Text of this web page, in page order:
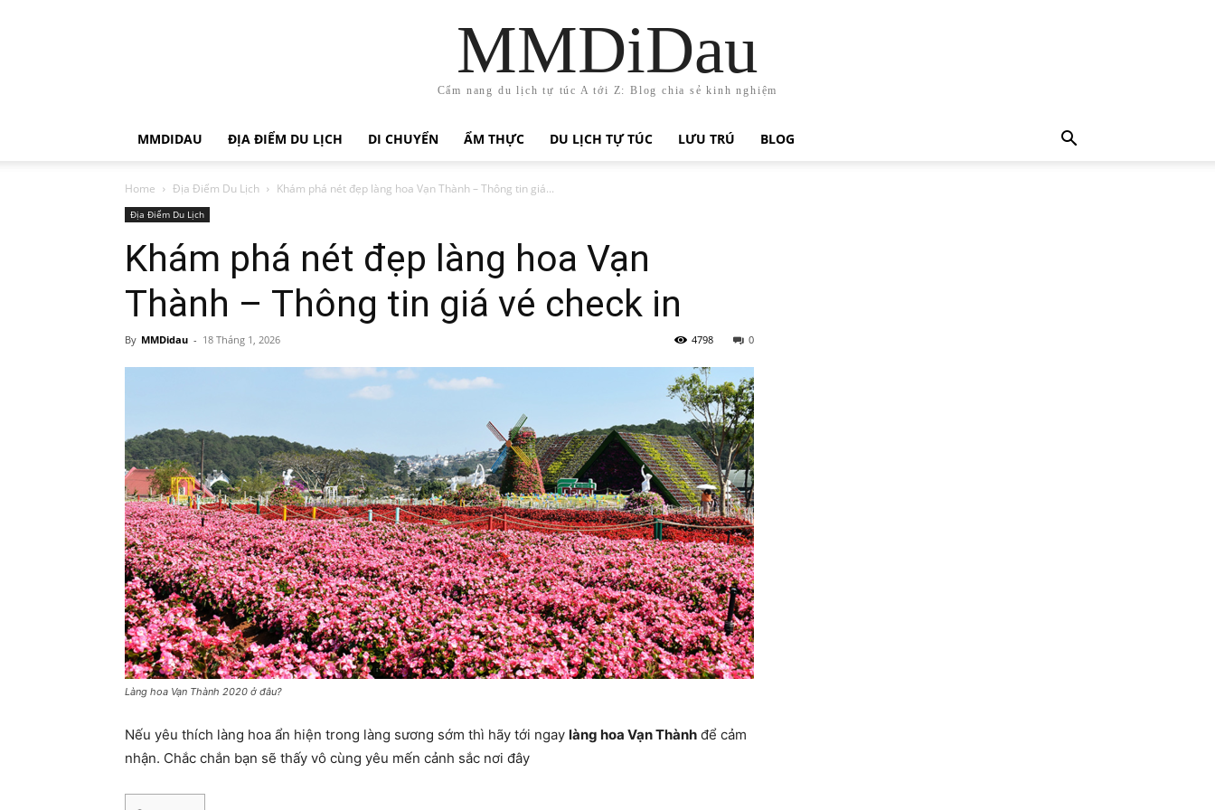
MMDiDau
Cẩm nang du lịch tự túc A tới Z: Blog chia sẻ kinh nghiệm
MMDIDAU ĐỊA ĐIỂM DU LỊCH DI CHUYỂN ẨM THỰC DU LỊCH TỰ TÚC LƯU TRÚ BLOG
Home Địa Điểm Du Lịch Khám phá nét đẹp làng hoa Vạn Thành – Thông tin giá...
Địa Điểm Du Lịch
Khám phá nét đẹp làng hoa Vạn
Thành – Thông tin giá vé check in
By MMDidau - 18 Tháng 1, 2026 0
4798
Làng hoa Vạn Thành 2020 ở đâu?
Nếu yêu thích làng hoa ẩn hiện trong làng sương sớm thì hãy tới ngay làng hoa Vạn Thành để cảm
nhận. Chắc chắn bạn sẽ thấy vô cùng yêu mến cảnh sắc nơi đây